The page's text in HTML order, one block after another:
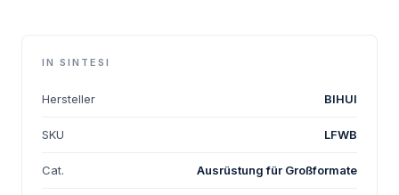
IN SINTESI
Hersteller BIHUI
SKU LFWB
Cat. Ausrüstung für Großformate